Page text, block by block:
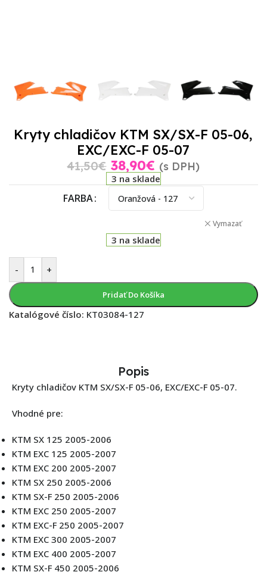
Kryty chladičov KTM SX/SX-F 05-06,
EXC/EXC-F 05-07
41,50€ 38,90€ (s DPH)
3 na sklade
FARBA
Vymazať
3 na sklade
- +
Pridať Do Košíka
Katalógové číslo: KT03084-127
Popis
Kryty chladičov KTM SX/SX-F 05-06, EXC/EXC-F 05-07.
Vhodné pre:
KTM SX 125 2005-2006
KTM EXC 125 2005-2007
KTM EXC 200 2005-2007
KTM SX 250 2005-2006
KTM SX-F 250 2005-2006
KTM EXC 250 2005-2007
KTM EXC-F 250 2005-2007
KTM EXC 300 2005-2007
KTM EXC 400 2005-2007
KTM SX-F 450 2005-2006